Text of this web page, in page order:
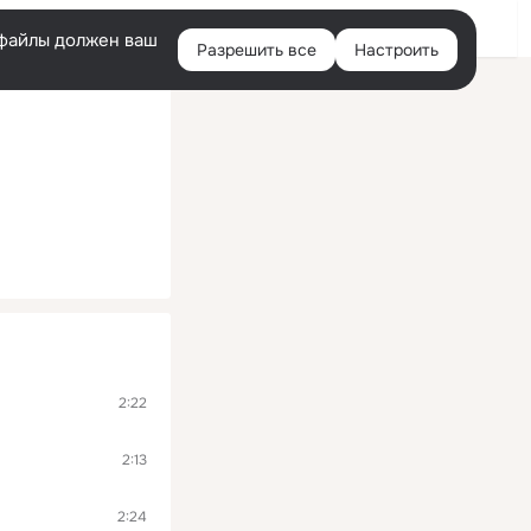
Войти
должен ваш
Разрешить все Настроить
2:22
2:13
2:24